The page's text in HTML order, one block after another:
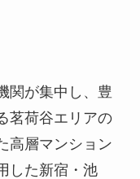
関が集中し、豊
茗荷谷エリアの
高層マンション
した新宿・池